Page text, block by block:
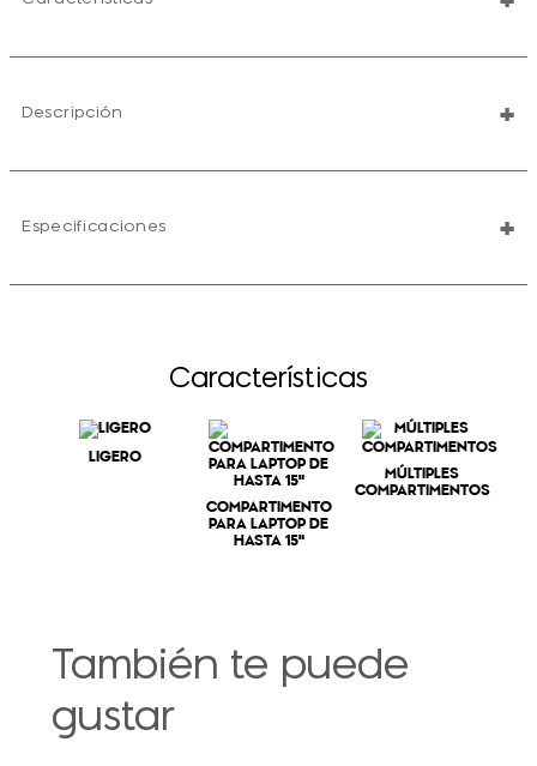
Descripción +
Especificaciones +
Características
LIGERO
COMPARTIMENTO
PARA LAPTOP DE
HASTA 15"
MÚLTIPLES
COMPARTIMENTOS
También te puede
gustar